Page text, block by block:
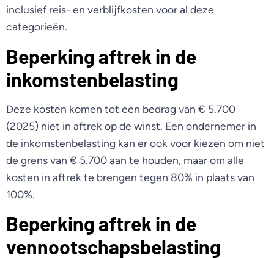
inclusief reis- en verblijfkosten voor al deze
categorieën.
Beperking aftrek in de
inkomstenbelasting
Deze kosten komen tot een bedrag van € 5.700
(2025) niet in aftrek op de winst. Een ondernemer in
de inkomstenbelasting kan er ook voor kiezen om niet
de grens van € 5.700 aan te houden, maar om alle
kosten in aftrek te brengen tegen 80% in plaats van
100%.
Beperking aftrek in de
vennootschapsbelasting